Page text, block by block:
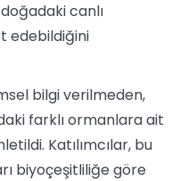
canlı
edebildiğini
bilgi verilmeden,
farklı ormanlara ait
Katılımcılar, bu
biyoçeşitliliğe göre